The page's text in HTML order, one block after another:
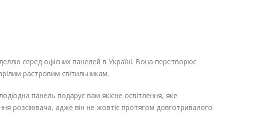
серед офісних панелей в Україні. Вона перетворює
растровим світильникам.
панель подарує вам якісне освітлення, яке
розсіювача, адже він не жовтіє протягом довготривалого